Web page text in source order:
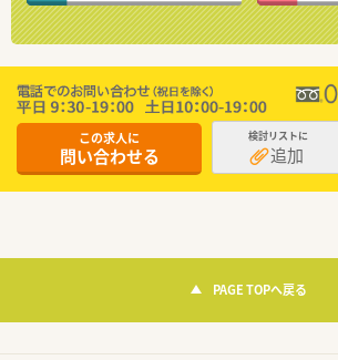
この求人に
問い合わせる
検討リストに
追加
PAGE TOPへ戻る